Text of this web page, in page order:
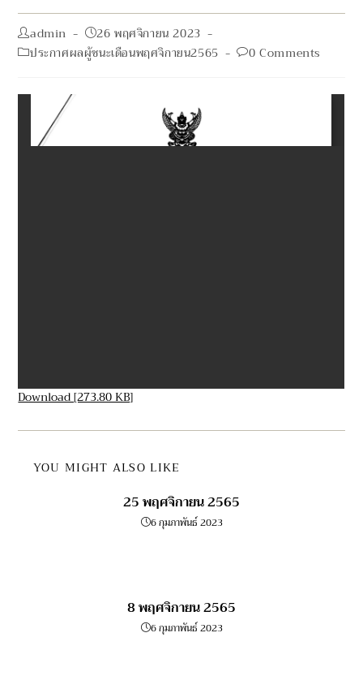
Post
author:
admin Post
published:
26 พฤศจิกายน 2023
Postประกาศผลผู้ชนะเดือนพฤศจิกายน2565 Post0 Comments
Download [273.80 KB]
YOU MIGHT ALSO LIKE
25 พฤศจิกายน 2565
6 กุมภาพันธ์ 2023
8 พฤศจิกายน 2565
6 กุมภาพันธ์ 2023